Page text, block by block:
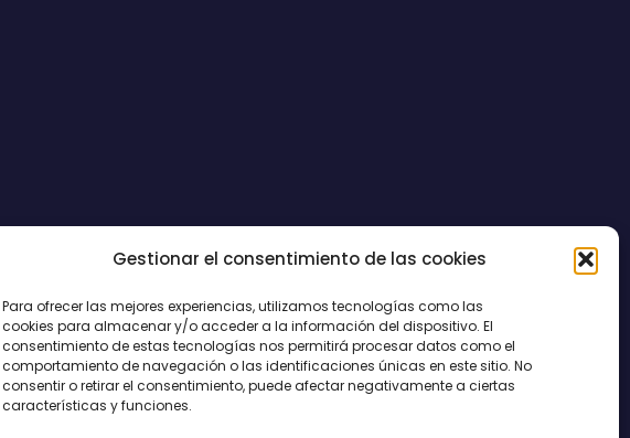
Gestionar el consentimiento de las cookies
Para ofrecer las mejores experiencias, utilizamos tecnologías como las
cookies para almacenar y/o acceder a la información del dispositivo. El
consentimiento de estas tecnologías nos permitirá procesar datos como el
comportamiento de navegación o las identificaciones únicas en este sitio. No
consentir o retirar el consentimiento, puede afectar negativamente a ciertas
características y funciones.
CONTACTO